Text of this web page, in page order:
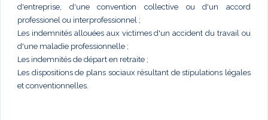
d'entreprise, d'une convention collective ou d'un accord
professionel ou interprofessionnel ;
Les indemnités allouées aux victimes d'un accident du travail ou
d'une maladie professionnelle ;
Les indemnités de départ en retraite ;
Les dispositions de plans sociaux résultant de stipulations légales
et conventionnelles.